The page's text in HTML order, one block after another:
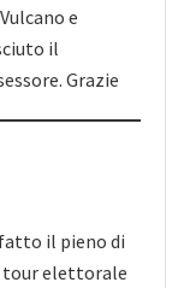
e
il
Grazie
il pieno di
tour elettorale